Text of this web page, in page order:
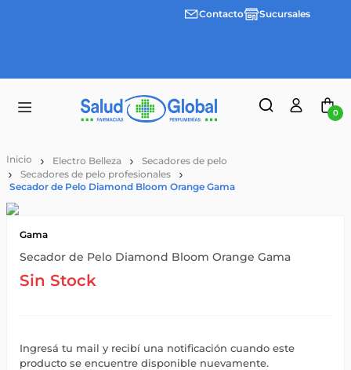
Envíos
Contacto Sucursales
0
Electro Belleza
Secadores de pelo
Secadores de pelo profesionales
Secador de Pelo Diamond Bloom Orange Gama
Gama
Secador de Pelo Diamond Bloom Orange Gama
Sin Stock
Ingresá tu mail y recibí una notificación cuando este
producto se encuentre disponible nuevamente.